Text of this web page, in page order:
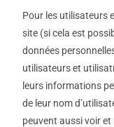
Pour les utilisateurs
site (si cela est
données
utilisateurs et
leurs informations
de leur nom
peuvent aussi voir